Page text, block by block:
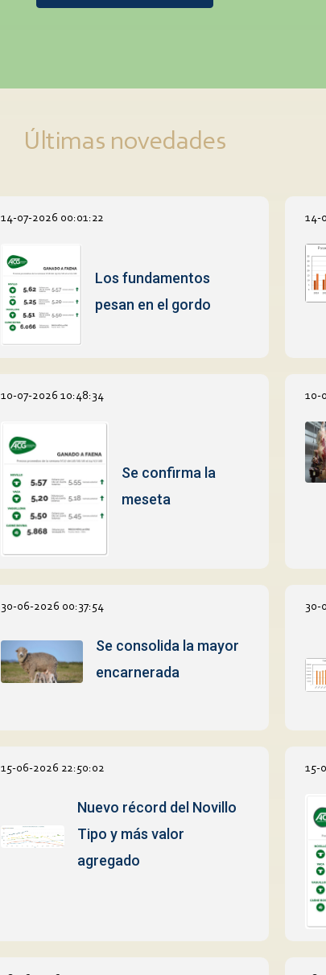
Últimas novedades
14-07-2026 00:01:22
Los fundamentos
pesan en el gordo
14-
10-07-2026 10:48:34
Se confirma la
meseta
10-
30-06-2026 00:37:54
Se consolida la mayor
encarnerada
30-
15-06-2026 22:50:02
Nuevo récord del Novillo
Tipo y más valor
agregado
15-